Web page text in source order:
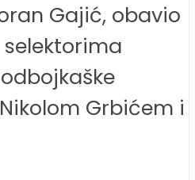
Gajić, obavio
Grbićem i